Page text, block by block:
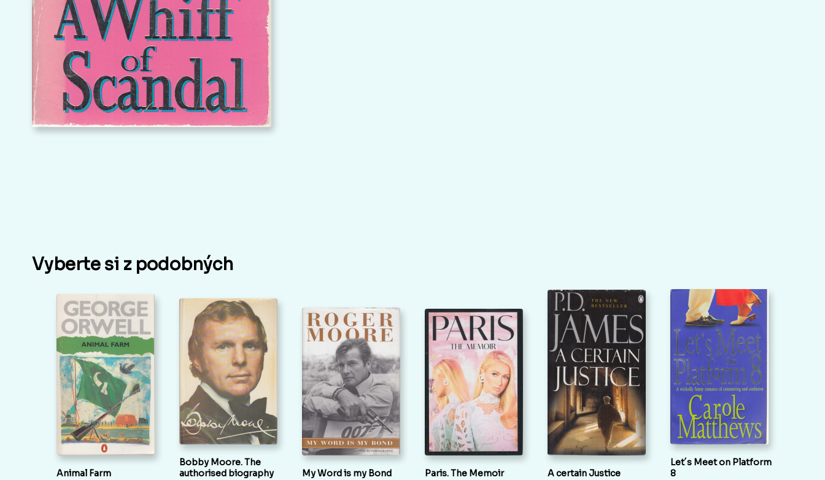
Vyberte si z podobných
Animal Farm
Bobby Moore. The
authorised biography
My Word is my Bond Paris. The Memoir A certain Justice
Let´s Meet on Platform
8